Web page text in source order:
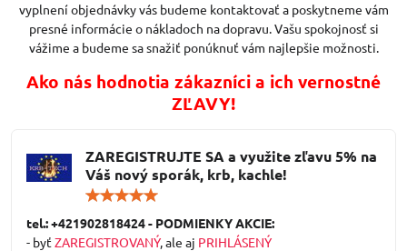
vyplnení objednávky vás budeme kontaktovať a poskytneme vám
presné informácie o nákladoch na dopravu. Vašu spokojnosť si
vážime a budeme sa snažiť ponúknuť vám najlepšie možnosti.
Ako nás hodnotia zákazníci a ich vernostné
ZĽAVY!
ZAREGISTRUJTE SA a využite zľavu 5% na
Váš nový sporák, krb, kachle!
/
5
tel.: +421902818424 - PODMIENKY AKCIE:
- byť ZAREGISTROVANÝ, ale aj PRIHLÁSENÝ